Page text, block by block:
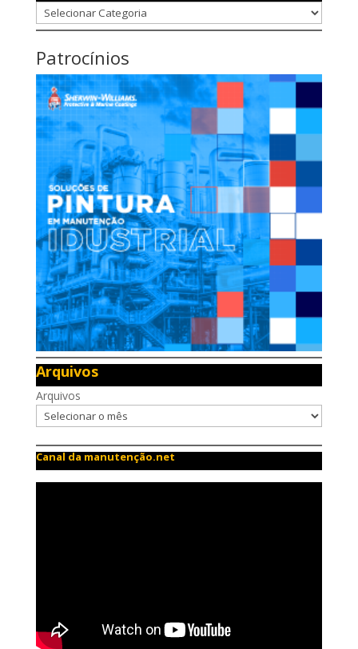
Categorias
Patrocínios
Arquivos
Arquivos
Canal da manutenção.net